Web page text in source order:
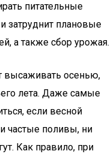
питательные
затруднит плановые
а также сбор урожая.
высаживать осенью,
лета. Даже самые
если весной
частые поливы, ни
Как правило, при